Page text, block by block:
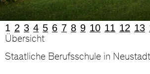
1 2 3 4 5 6 7 8 9 10 11 12 13
Übersicht
Staatliche Berufsschule in